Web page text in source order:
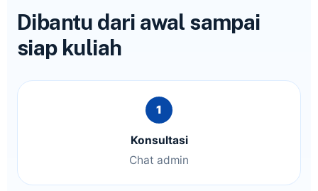
Dibantu dari awal sampai
siap kuliah
Konsultasi
Chat admin